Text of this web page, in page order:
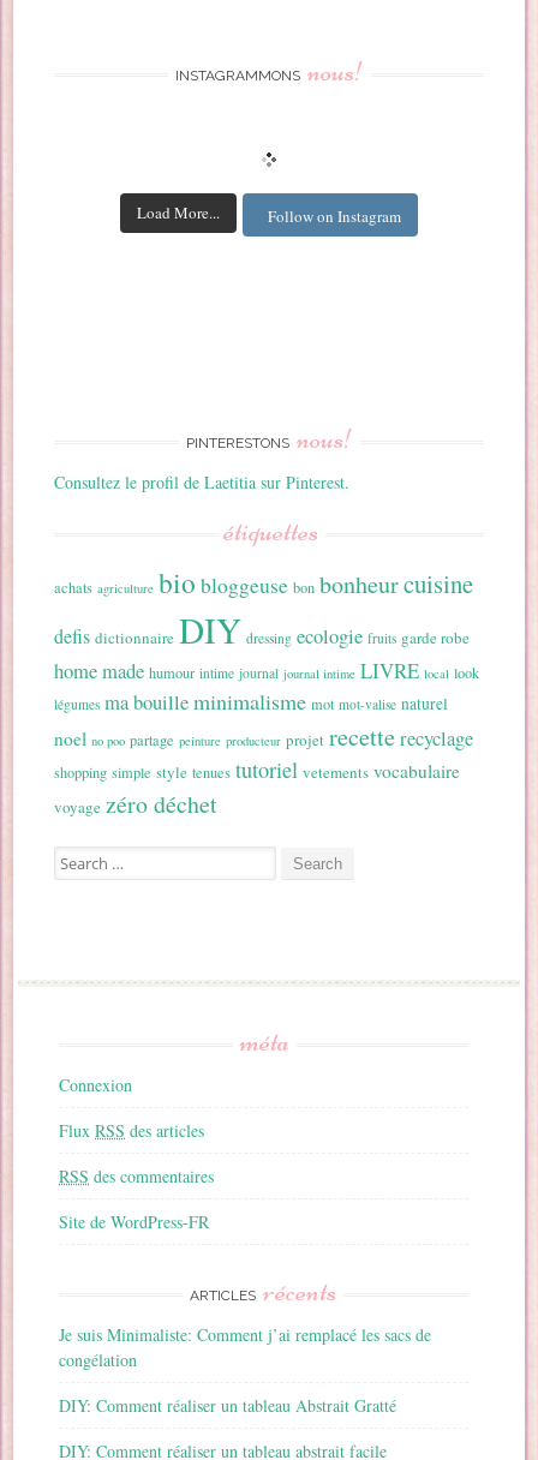
INSTAGRAMMONS nous!
Load More... Follow on Instagram
PINTERESTONS nous!
Consultez le profil de Laetitia sur Pinterest.
étiquettes
achats agriculture bio bloggeuse bon bonheurcuisine
defis dictionnaire DIY dressing ecologie fruits garde robe
home made humour intime journal journal intime LIVRE local look
légumes ma bouilleminimalisme mot mot-valise naturel
noel no poo partage peinture producteur projet recetterecyclage
shopping simple style tenues tutoriel vetements vocabulaire
voyage zéro déchet
Search for:
méta
Connexion
FluxRSS des articles
RSS des commentaires
Site de WordPress-FR
ARTICLES récents
Je suis Minimaliste: Comment j’ai remplacé les sacs de
congélation
DIY: Comment réaliser un tableau Abstrait Gratté
DIY: Comment réaliser un tableau abstrait facile